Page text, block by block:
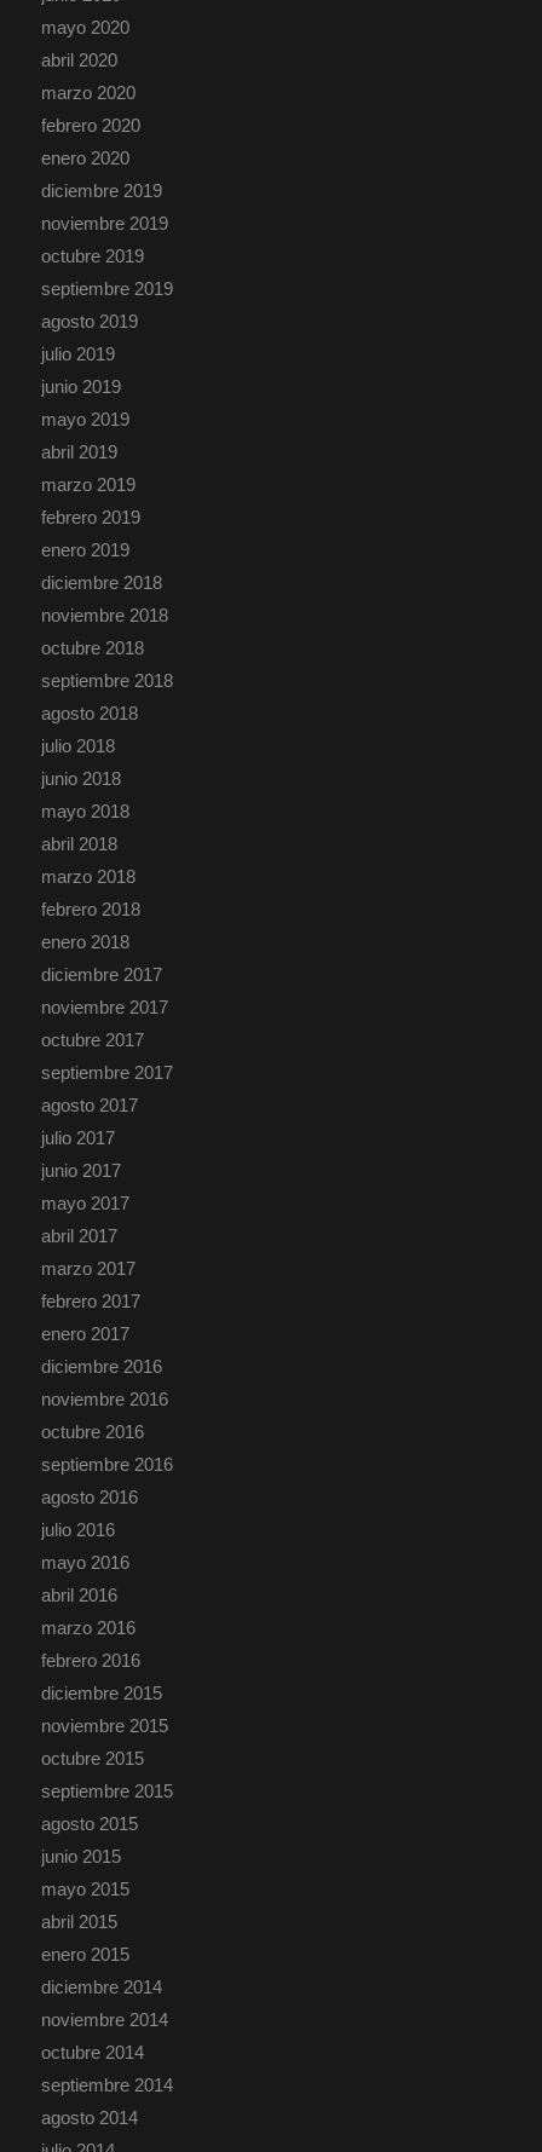
mayo 2020
abril 2020
marzo 2020
febrero 2020
enero 2020
diciembre 2019
noviembre 2019
octubre 2019
septiembre 2019
agosto 2019
julio 2019
junio 2019
mayo 2019
abril 2019
marzo 2019
febrero 2019
enero 2019
diciembre 2018
noviembre 2018
octubre 2018
septiembre 2018
agosto 2018
julio 2018
junio 2018
mayo 2018
abril 2018
marzo 2018
febrero 2018
enero 2018
diciembre 2017
noviembre 2017
octubre 2017
septiembre 2017
agosto 2017
julio 2017
junio 2017
mayo 2017
abril 2017
marzo 2017
febrero 2017
enero 2017
diciembre 2016
noviembre 2016
octubre 2016
septiembre 2016
agosto 2016
julio 2016
mayo 2016
abril 2016
marzo 2016
febrero 2016
diciembre 2015
noviembre 2015
octubre 2015
septiembre 2015
agosto 2015
junio 2015
mayo 2015
abril 2015
enero 2015
diciembre 2014
noviembre 2014
octubre 2014
septiembre 2014
agosto 2014